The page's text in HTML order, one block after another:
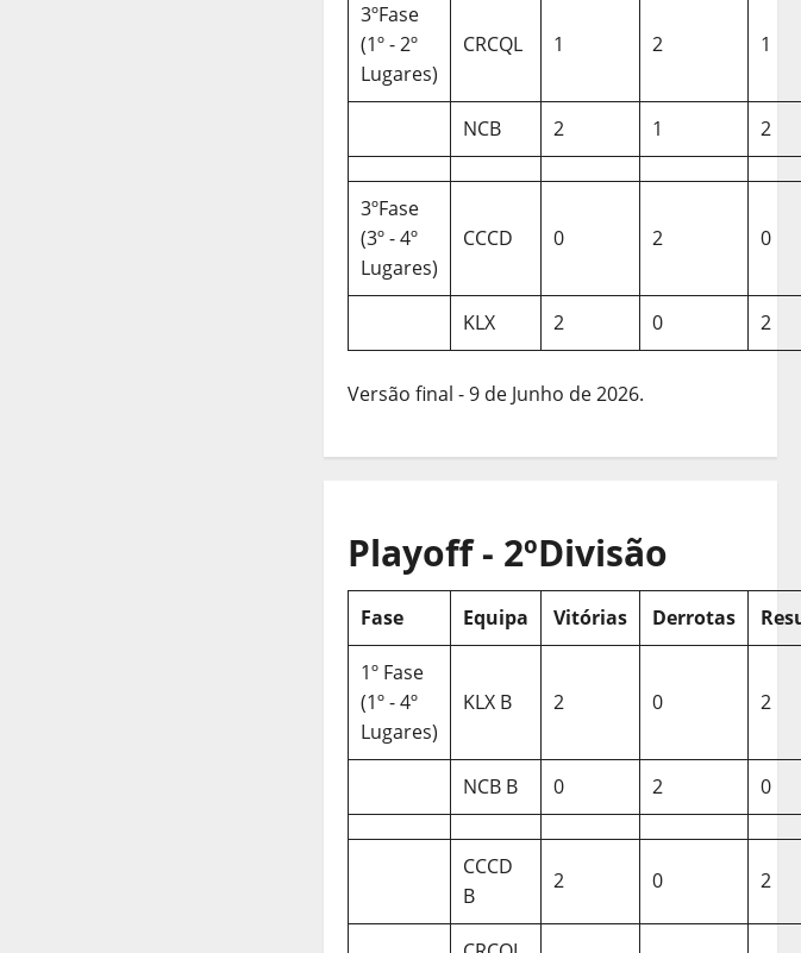
3ºFase
(1º - 2º
Lugares)
CRCQL 1 2 1
NCB 2 1 2
3ºFase
(3º - 4º
Lugares)
CCCD 0 2 0
KLX 2 0 2
Versão final - 9 de Junho de 2026.
Playoff - 2ºDivisão
Fase Equipa Vitórias Derrotas
1º Fase
(1º - 4º
Lugares)
KLX B 2 0 2
NCB B 0 2 0
CCCD
B
2 0 2